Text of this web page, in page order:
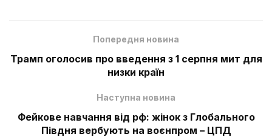
Попередня новина
Трамп оголосив про введення з 1 серпня мит для
низки країн
Наступна новина
Фейкове навчання від рф: жінок з Глобального
Півдня вербують на воєнпром – ЦПД